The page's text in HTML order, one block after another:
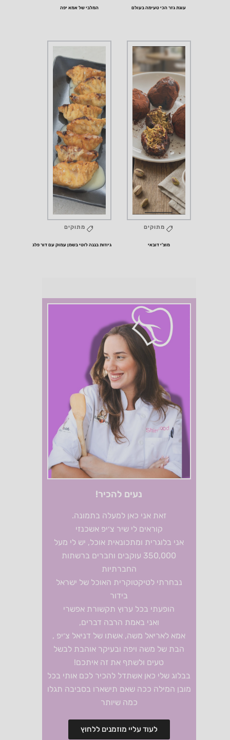
עוגת גזר הכי טעימה בעולם המלבי של אמא יפה
מתוקים
מוצ'י דובאי
מתוקים
גיוזות בננה לוטי בשמן עמוק עם דור פלג
נעים להכיר!
זאת אני כאן למעלה בתמונה.
קוראים לי שיר צ׳יפ אשכנזי
אני בלוגרית ומתכונאית אוכל, יש לי מעל
350,000 עוקבים וחברים ברשתות
החברתיות
נבחרתי לטיקטוקרית האוכל של ישראל
בידור
הופעתי בכל ערוץ תקשורת אפשרי
ואני באמת הרבה דברים,
אמא לאריאל משה, אשתו של דניאל צ׳יפ ,
הבת של משה ויפה ובעיקר אוהבת לבשל
טעים ולשתף את זה איתכם!
בבלוג שלי כאן אשתדל להכיר לכם אותי בכל
מובן המילה ככה שאם תישארו בסביבה תגלו
כמה שיותר
לעוד עליי מוזמנים ללחוץ